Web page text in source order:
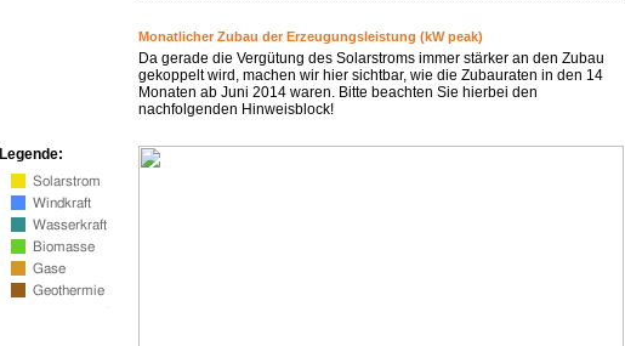
Monatlicher Zubau der Erzeugungsleistung (kW peak)
Da gerade die Vergütung des Solarstroms immer stärker an den Zubau
gekoppelt wird, machen wir hier sichtbar, wie die Zubauraten in den 14
Monaten ab Juni 2014 waren. Bitte beachten Sie hierbei den
nachfolgenden Hinweisblock!
Legende: